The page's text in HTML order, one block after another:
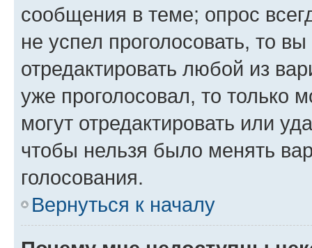
сообщения в теме; опрос
не успел проголосовать, то
отредактировать любой из
уже проголосовал, то только
могут отредактировать или
чтобы нельзя было менять
голосования.
Вернуться к началу